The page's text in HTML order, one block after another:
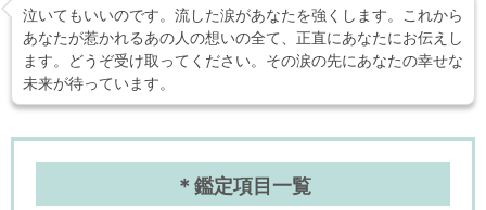
泣いてもいいのです。流した涙があなたを強くします。これから
あなたが惹かれるあの人の想いの全て、正直にあなたにお伝えし
ます。どうぞ受け取ってください。その涙の先にあなたの幸せな
未来が待っています。
＊鑑定項目一覧